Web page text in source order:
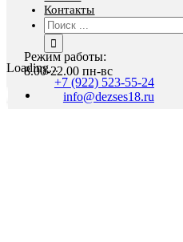
Контакты
Результат
поиска:
Режим работы:
8.00-22.00 пн-вс
+7 (922) 523-55-24
info@dezses18.ru
Loading...